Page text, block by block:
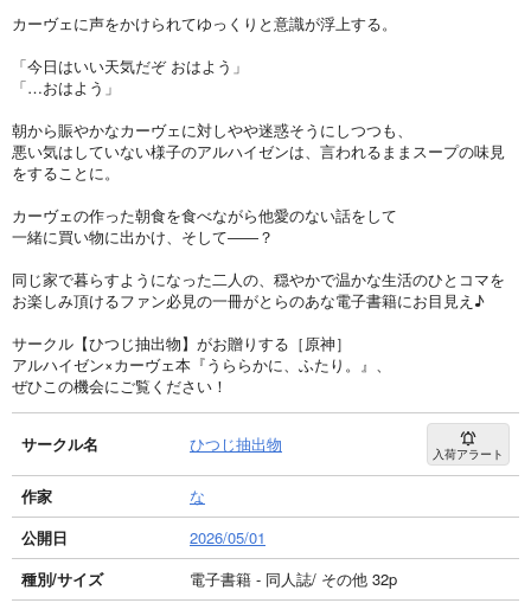
カーヴェに声をかけられてゆっくりと意識が浮上する。
「今日はいい天気だぞ おはよう」
「…おはよう」
朝から賑やかなカーヴェに対しやや迷惑そうにしつつも、
悪い気はしていない様子のアルハイゼンは、言われるままスープの味見
をすることに。
カーヴェの作った朝食を食べながら他愛のない話をして
一緒に買い物に出かけ、そして――？
同じ家で暮らすようになった二人の、穏やかで温かな生活のひとコマを
お楽しみ頂けるファン必見の一冊がとらのあな電子書籍にお目見え♪
サークル【ひつじ抽出物】がお贈りする［原神］
アルハイゼン×カーヴェ本『うららかに、ふたり。』、
ぜひこの機会にご覧ください！
サークル名 ひつじ抽出物 入荷アラート
作家
な
公開日
2026/05/01
種別/サイズ
電子書籍 - 同人誌/ その他 32p